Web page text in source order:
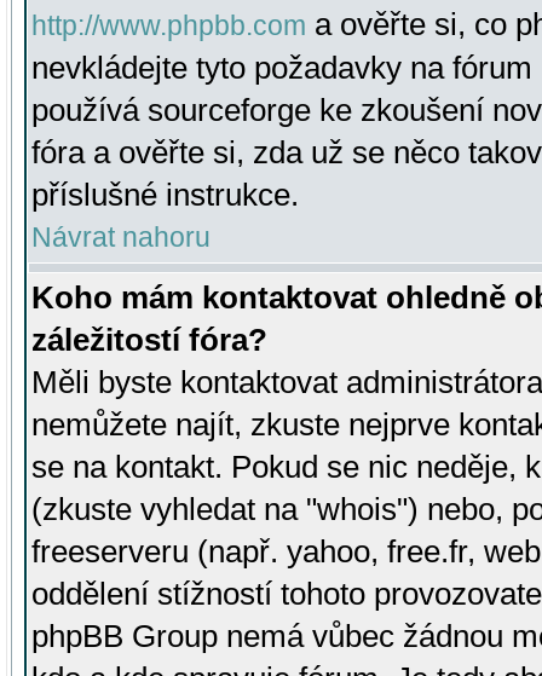
http://www.phpbb.com a ověřte si, co
nevkládejte tyto požadavky na
používá sourceforge ke zkoušení
fóra a ověřte si, zda už se něco
příslušné instrukce.
Návrat nahoru
Koho mám kontaktovat ohledně
záležitostí fóra?
Měli byste kontaktovat
nemůžete najít, zkuste nejprve
se na kontakt. Pokud se nic neděje,
(zkuste vyhledat na "whois") nebo,
freeserveru (např. yahoo, free.fr,
oddělení stížností tohoto
phpBB Group nemá vůbec žádnou